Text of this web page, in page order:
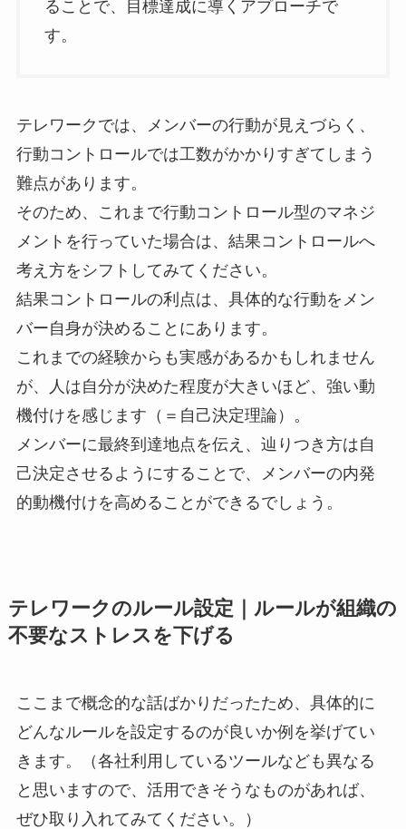
ることで、目標達成に導くアプローチで
す。
テレワークでは、メンバーの行動が見えづらく、
行動コントロールでは工数がかかりすぎてしまう
難点があります。
そのため、これまで行動コントロール型のマネジ
メントを行っていた場合は、結果コントロールへ
考え方をシフトしてみてください。
結果コントロールの利点は、具体的な行動をメン
バー自身が決めることにあります。
これまでの経験からも実感があるかもしれません
が、人は自分が決めた程度が大きいほど、強い動
機付けを感じます（＝自己決定理論）。
メンバーに最終到達地点を伝え、辿りつき方は自
己決定させるようにすることで、メンバーの内発
的動機付けを高めることができるでしょう。
テレワークのルール設定｜ルールが組織の
不要なストレスを下げる
ここまで概念的な話ばかりだったため、具体的に
どんなルールを設定するのが良いか例を挙げてい
きます。（各社利用しているツールなども異なる
と思いますので、活用できそうなものがあれば、
ぜひ取り入れてみてください。）